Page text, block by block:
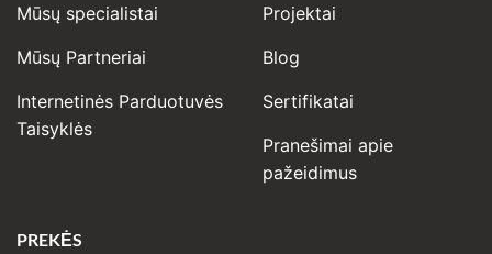
Mūsų specialistai
Mūsų Partneriai
Internetinės Parduotuvės
Taisyklės
Projektai
Blog
Sertifikatai
Pranešimai apie
pažeidimus
PREKĖS